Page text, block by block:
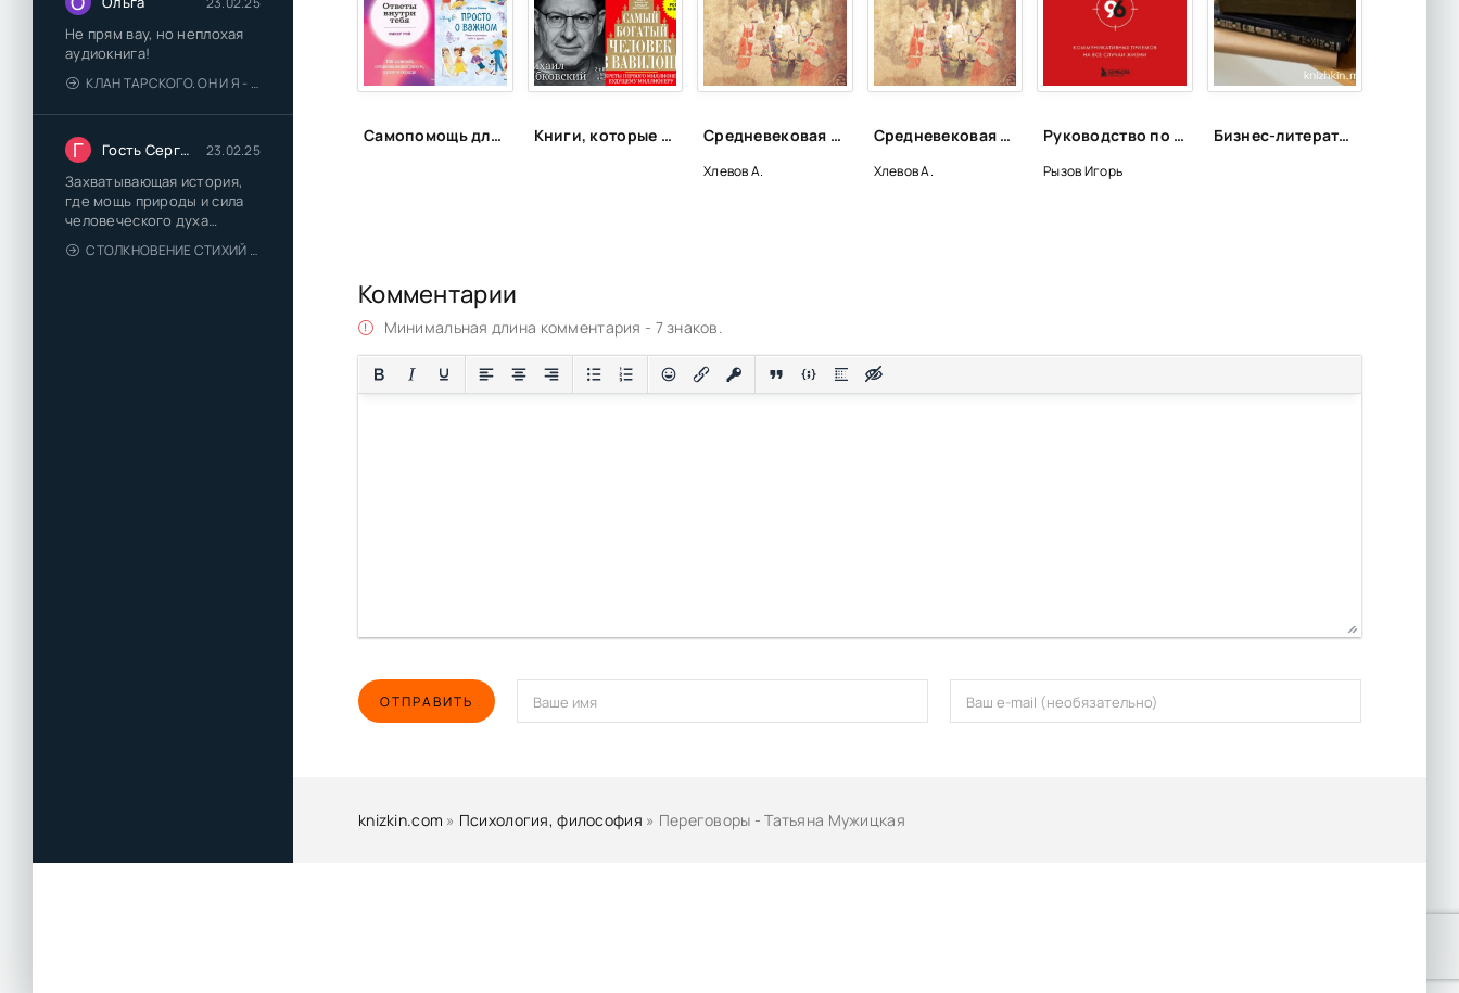
Не прям вау, но неплохая
аудиокнига!
КЛАН ТАРСКОГО. ОН И Я - ЕЛЕНА ТОДОРОВА (1)
Г Гость Сергей 23.02.25
Захватывающая история,
где мощь природы и сила
человеческого духа
сплетаются в напряжённый
и
СТОЛКНОВЕНИЕ СТИХИЙ - ВАЛЕРИЙ ГУМИНСКИЙ
Самопомощь для самых маленьких Книги, которые подарят энергию Средневековая история. 2 CD - А. Хлевов
Хлевов А.
Средневековая история. 1 CD - А. Хлевов
Хлевов А.
Руководство по выживанию среди людей. 96 коммуникативных приемов на все случаи жизни - Игорь Рызов, Ксения Кравцова
Рызов Игорь
Бизнес-литература для сотрудников PULSE
Комментарии
Минимальная длина комментария - 7 знаков.
ОТПРАВИТЬ
knizkin.com » Психология, философия » Переговоры - Татьяна Мужицкая